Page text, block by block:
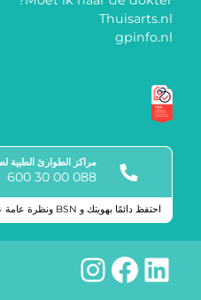
Thuisarts.nl
gpinfo.nl
مراكز الطوارئ الطبية
088 00 30 600
احتفظ دائمًا بهويتك و BSN ونظرة عامة على الدواء في متناول اليد
لينكد إن
فيسبوك
إنستجرام